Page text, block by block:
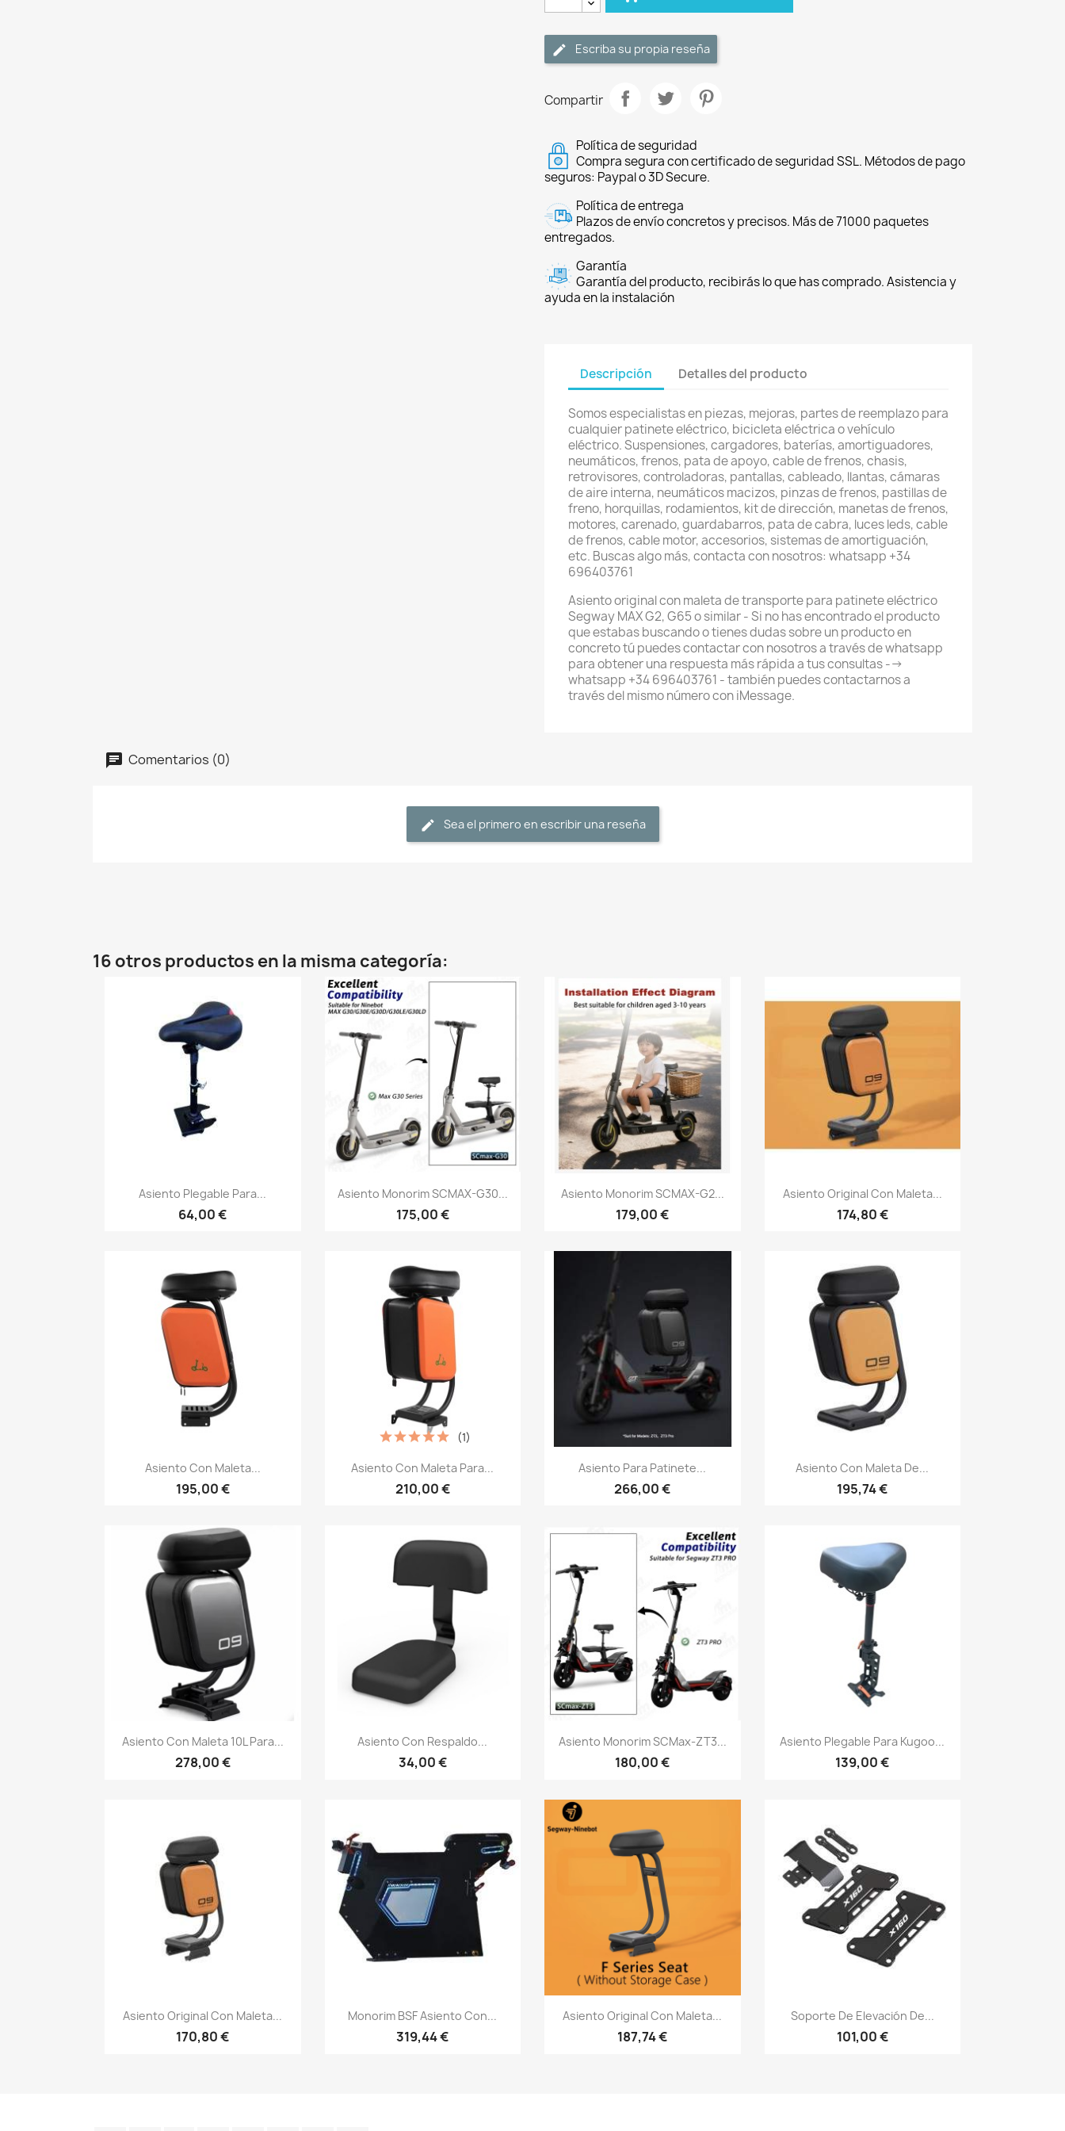
Escriba su propia reseña
Compartir
Política de seguridad
Compra segura con certificado de seguridad SSL. Métodos de pago
seguros: Paypal o 3D Secure.
Política de entrega
Plazos de envío concretos y precisos. Más de 71000 paquetes
entregados.
Garantía
Garantía del producto, recibirás lo que has comprado. Asistencia y
ayuda en la instalación
Descripción Detalles del producto
Somos especialistas en piezas, mejoras, partes de reemplazo para
cualquier patinete eléctrico, bicicleta eléctrica o vehículo
eléctrico. Suspensiones, cargadores, baterías, amortiguadores,
neumáticos, frenos, pata de apoyo, cable de frenos, chasis,
retrovisores, controladoras, pantallas, cableado, llantas, cámaras
de aire interna, neumáticos macizos, pinzas de frenos, pastillas de
freno, horquillas, rodamientos, kit de dirección, manetas de frenos,
motores, carenado, guardabarros, pata de cabra, luces leds, cable
de frenos, cable motor, accesorios, sistemas de amortiguación,
etc. Buscas algo más, contacta con nosotros: whatsapp +34
696403761
Asiento original con maleta de transporte para patinete eléctrico
Segway MAX G2, G65 o similar - Si no has encontrado el producto
que estabas buscando o tienes dudas sobre un producto en
concreto tú puedes contactar con nosotros a través de whatsapp
para obtener una respuesta más rápida a tus consultas -->
whatsapp +34 696403761 - también puedes contactarnos a
través del mismo número con iMessage.
Comentarios (0)
Sea el primero en escribir una reseña
16 otros productos en la misma categoría:
Vista rápida
Asiento Plegable Para...
64,00 €
Vista rápida
Asiento Monorim SCMAX-G30...
175,00 €
Vista rápida
Asiento Monorim SCMAX-G2...
179,00 €
Vista rápida
Asiento Original Con Maleta...
174,80 €
Vista rápida
Asiento Con Maleta...
195,00 €
Vista rápida
Asiento Con Maleta Para...
210,00 €
(1)
Vista rápida
Asiento Para Patinete...
266,00 €
Vista rápida
Asiento Con Maleta De...
195,74 €
Vista rápida
Asiento Con Maleta 10L Para...
278,00 €
Vista rápida
Asiento Con Respaldo...
34,00 €
Vista rápida
Asiento Monorim SCMax-ZT3...
180,00 €
Vista rápida
Asiento Plegable Para Kugoo...
139,00 €
Vista rápida
Asiento Original Con Maleta...
170,80 €
Vista rápida
Monorim BSF Asiento Con...
319,44 €
Vista rápida
Asiento Original Con Maleta...
187,74 €
Vista rápida
Soporte De Elevación De...
101,00 €